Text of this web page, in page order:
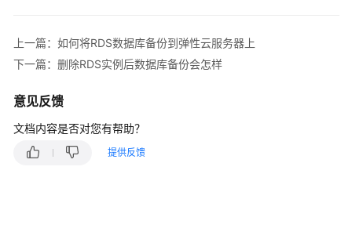
用
指
最
上一篇：如何将RDS数据库备份到弹性云服务器上
下一篇：删除RDS实例后数据库备份会怎样
意见反馈
文档内容是否对您有帮助？
提供反馈